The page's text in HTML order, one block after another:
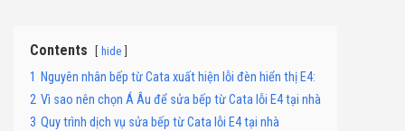
Contents hide
1 Nguyên nhân bếp từ Cata xuất hiện lỗi đèn hiển thị E4:
2 Vì sao nên chọn Á Âu để sửa bếp từ Cata lỗi E4 tại nhà
3 Quy trình dịch vụ sửa bếp từ Cata lỗi E4 tại nhà